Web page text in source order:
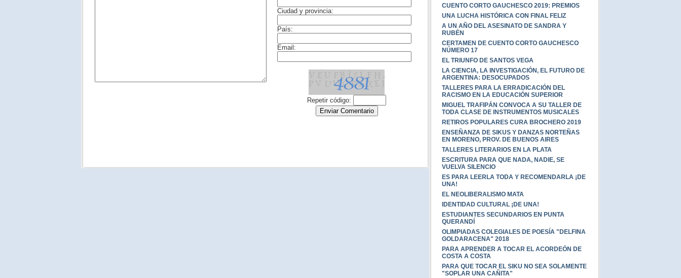
CUENTO CORTO GAUCHESCO 2019: PREMIOS
UNA LUCHA HISTÓRICA CON FINAL FELIZ
A UN AÑO DEL ASESINATO DE SANDRA Y
RUBÉN
CERTAMEN DE CUENTO CORTO GAUCHESCO
NÚMERO 17
EL TRIUNFO DE SANTOS VEGA
LA CIENCIA, LA INVESTIGACIÓN, EL FUTURO DE
ARGENTINA: DESOCUPADOS
TALLERES PARA LA ERRADICACIÓN DEL
RACISMO EN LA EDUCACIÓN SUPERIOR
MIGUEL TRAFIPÁN CONVOCA A SU TALLER DE
TODA CLASE DE INSTRUMENTOS MUSICALES
RETIROS POPULARES CURA BROCHERO 2019
ENSEÑANZA DE SIKUS Y DANZAS NORTEÑAS
EN MORENO, PROV. DE BUENOS AIRES
TALLERES LITERARIOS EN LA PLATA
ESCRITURA PARA QUE NADA, NADIE, SE
VUELVA SILENCIO
ES PARA LEERLA TODA Y RECOMENDARLA ¡DE
UNA!
EL NEOLIBERALISMO MATA
IDENTIDAD CULTURAL ¡DE UNA!
ESTUDIANTES SECUNDARIOS EN PUNTA
QUERANDÍ
OLIMPIADAS COLEGIALES DE POESÍA "DELFINA
GOLDARACENA" 2018
PARA APRENDER A TOCAR EL ACORDEÓN DE
COSTA A COSTA
PARA QUE TOCAR EL SIKU NO SEA SOLAMENTE
"SOPLAR UNA CAÑITA"